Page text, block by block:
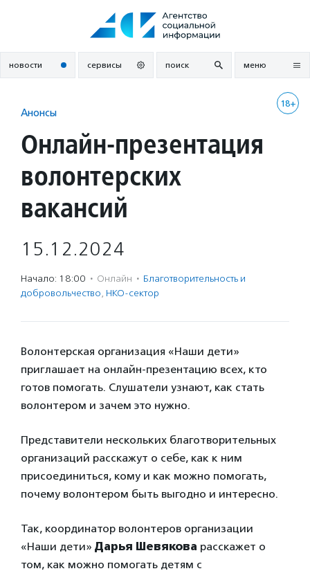
новости сервисы поиск меню
18+
Анонсы
Онлайн-презентация
волонтерских
вакансий
15.12.2024
Начало: 18:00 · Онлайн · Благотвори­тель­ность и
доброволь­чест­во, НКО-сектор
Волонтерская организация «Наши дети»
приглашает на онлайн-презентацию всех, кто
готов помогать. Слушатели узнают, как стать
волонтером и зачем это нужно.
Представители нескольких благотворительных
организаций расскажут о себе, как к ним
присоединиться, кому и как можно помогать,
почему волонтером быть выгодно и интересно.
Так, координатор волонтеров организации
«Наши дети» Дарья Шевякова расскажет о
том, как можно помогать детям с